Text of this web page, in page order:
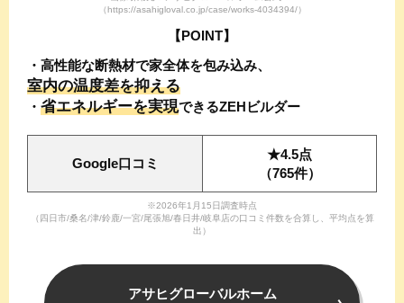
（https://asahigloval.co.jp/case/works-4034394/）
【POINT】
・高性能な断熱材で家全体を包み込み、
室内の温度差を抑える
・ 省エネルギーを実現できるZEHビルダー
Google口コミ
★4.5点
（765件）
※2026年1月15日調査時点
（四日市/桑名/津/鈴鹿/一宮/尾張旭/春日井/岐阜店の口コミ件数を合算し、平均点を算
出）
アサヒグローバルホーム